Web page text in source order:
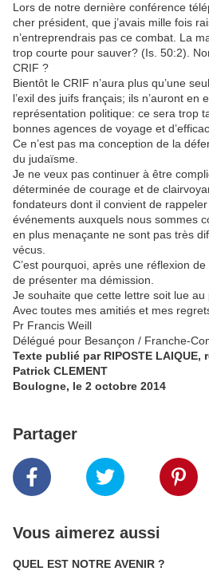
Lors de notre dernière conférence
cher président, que j’avais mille fois
n’entreprendrais pas ce combat. La
trop courte pour sauver? (Is. 50:2).
CRIF ?
Bientôt le CRIF n’aura plus qu’une
l’exil des juifs français; ils n’auront en
représentation politique: ce sera trop
bonnes agences de voyage et
Ce n’est pas ma conception de la
du judaïsme.
Je ne veux pas continuer à être
déterminée de courage et de
fondateurs dont il convient de rappeler
événements auxquels nous sommes
en plus menaçante ne sont pas très
vécus.
C’est pourquoi, après une réflexion
de présenter ma démission.
Je souhaite que cette lettre soit lue au
Avec toutes mes amitiés et mes
Pr Francis Weill
Délégué pour Besançon / Franche-
Texte publié par RIPOSTE LAIQUE,
Patrick CLEMENT
Boulogne, le 2 octobre 2014
Partager
Vous aimerez aussi
QUEL EST NOTRE AVENIR ?